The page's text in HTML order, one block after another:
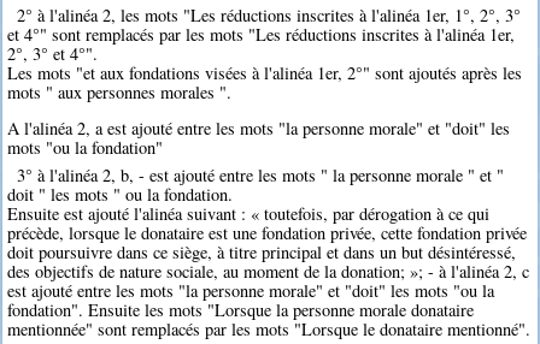
2° à l'alinéa 2, les mots "Les réductions inscrites à l'alinéa 1er, 1°, 2°, 3°
et 4°" sont remplacés par les mots "Les réductions inscrites à l'alinéa 1er,
2°, 3° et 4°".
Les mots "et aux fondations visées à l'alinéa 1er, 2°" sont ajoutés après les
mots " aux personnes morales ".
A l'alinéa 2, a est ajouté entre les mots "la personne morale" et "doit" les
mots "ou la fondation"
3° à l'alinéa 2, b, - est ajouté entre les mots " la personne morale " et "
doit " les mots " ou la fondation.
Ensuite est ajouté l'alinéa suivant : « toutefois, par dérogation à ce qui
précède, lorsque le donataire est une fondation privée, cette fondation privée
doit poursuivre dans ce siège, à titre principal et dans un but désintéressé,
des objectifs de nature sociale, au moment de la donation; »; - à l'alinéa 2, c
est ajouté entre les mots "la personne morale" et "doit" les mots "ou la
fondation". Ensuite les mots "Lorsque la personne morale donataire
mentionnée" sont remplacés par les mots "Lorsque le donataire mentionné".